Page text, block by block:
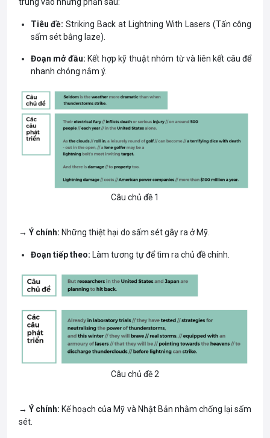
Tiêu đề: Striking Back at Lightning With Lasers (Tấn công
sấm sét bằng laze).
Đoạn mở đầu: Kết hợp kỹ thuật nhóm từ và liên kết câu để
nhanh chóng nắm ý.
Câu chủ đề 1
→ Ý chính: Những thiệt hại do sấm sét gây ra ở Mỹ.
Đoạn tiếp theo: Làm tương tự để tìm ra chủ đề chính.
Câu chủ đề 2
→ Ý chính: Kế hoạch của Mỹ và Nhật Bản nhằm chống lại sấm
sét.